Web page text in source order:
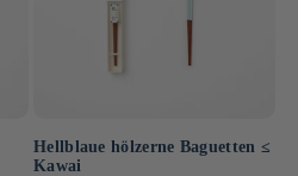
Hellblaue hölzerne Baguetten ≤
Kawai